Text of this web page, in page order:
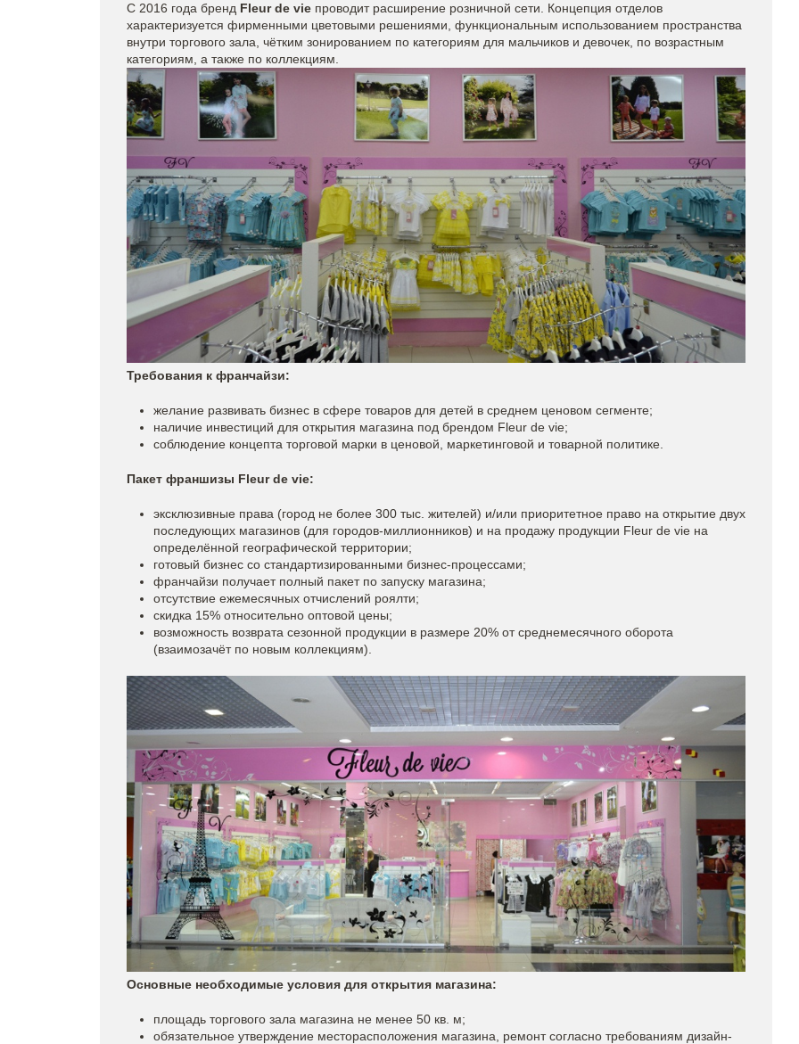
С 2016 года бренд Fleur de vie проводит расширение розничной сети. Концепция отделов
характеризуется фирменными цветовыми решениями, функциональным использованием пространства
внутри торгового зала, чётким зонированием по категориям для мальчиков и девочек, по возрастным
категориям, а также по коллекциям.
Требования к франчайзи:
желание развивать бизнес в сфере товаров для детей в среднем ценовом сегменте;
наличие инвестиций для открытия магазина под брендом Fleur de vie;
соблюдение концепта торговой марки в ценовой, маркетинговой и товарной политике.
Пакет франшизы Fleur de vie:
эксклюзивные права (город не более 300 тыс. жителей) и/или приоритетное право на открытие двух
последующих магазинов (для городов-миллионников) и на продажу продукции Fleur de vie на
определённой географической территории;
готовый бизнес со стандартизированными бизнес-процессами;
франчайзи получает полный пакет по запуску магазина;
отсутствие ежемесячных отчислений роялти;
скидка 15% относительно оптовой цены;
возможность возврата сезонной продукции в размере 20% от среднемесячного оборота
(взаимозачёт по новым коллекциям).
Основные необходимые условия для открытия магазина:
площадь торгового зала магазина не менее 50 кв. м;
обязательное утверждение месторасположения магазина, ремонт согласно требованиям дизайн-